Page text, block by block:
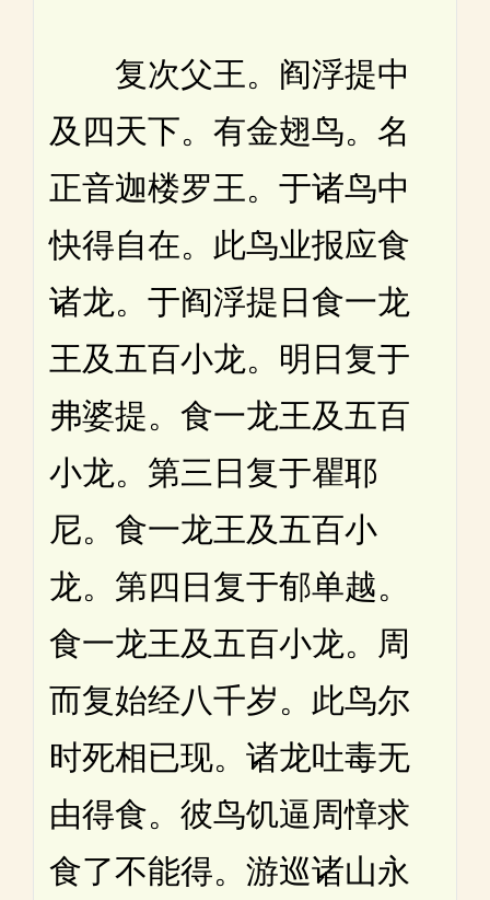
复次父王。阎浮提中
及四天下。有金翅鸟。名
正音迦楼罗王。于诸鸟中
快得自在。此鸟业报应食
诸龙。于阎浮提日食一龙
王及五百小龙。明日复于
弗婆提。食一龙王及五百
小龙。第三日复于瞿耶
尼。食一龙王及五百小
龙。第四日复于郁单越。
食一龙王及五百小龙。周
而复始经八千岁。此鸟尔
时死相已现。诸龙吐毒无
由得食。彼鸟饥逼周慞求
食了不能得。游巡诸山永